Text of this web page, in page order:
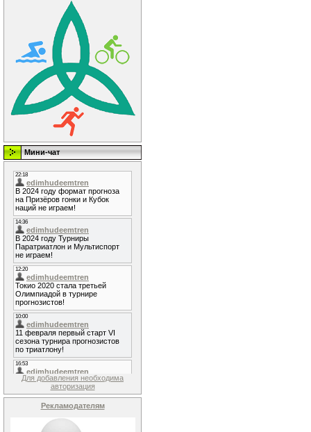
Мини-чат
Для добавления необходима
авторизация
Рекламодателям